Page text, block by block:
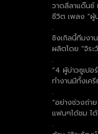
วาดลีลาแด๊นซ์
ชีวิต เพลง “ผู้
.
ซิงเกิลนี้ทีมงา
ผลิตโดย “จิร
.
“4 ผู้บ่าวซูเปอ
ทำงานมีทั้งเค
.
“อย่างช่วงถ่า
แฟนๆได้ชม ไ
.